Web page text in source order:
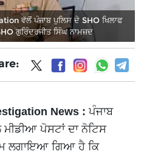
ਵੱਲੋਂ ਪੰਜਾਬ ਪੁਲਿਸ ਦੇ SHO ਖਿਲਾਫ
ਗੁਰਿੰਦਰਜੀਤ ਸਿੰਘ ਨਾਮਜ਼ਦ
News : ਪੰਜਾਬ
ਪੋਸਟਾਂ ਦਾ ਨੋਟਿਸ
ਲਗਾਇਆ ਗਿਆ ਹੈ ਕਿ